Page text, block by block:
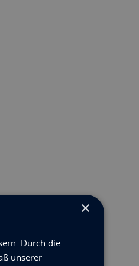
×
Durch die
unserer